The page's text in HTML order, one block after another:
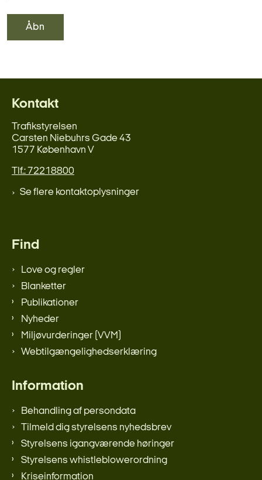
Åbn
Kontakt
Trafikstyrelsen
Carsten Niebuhrs Gade 43
1577 København V
Tlf.: 72218800
Se flere kontaktoplysninger
Find
Love og regler
Blanketter
Publikationer
Nyheder
Miljøvurderinger (VVM)
Webtilgængelighedserklæring
Information
Behandling af persondata
Tilmeld dig styrelsens nyhedsbrev
Styrelsens igangværende høringer
Styrelsens whistleblowerordning
Kriseinformation